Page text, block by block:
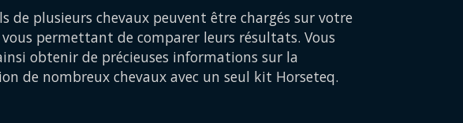
de plusieurs chevaux peuvent être chargés sur votre
permettant de comparer leurs résultats. Vous
obtenir de précieuses informations sur la
de nombreux chevaux avec un seul kit Horseteq.